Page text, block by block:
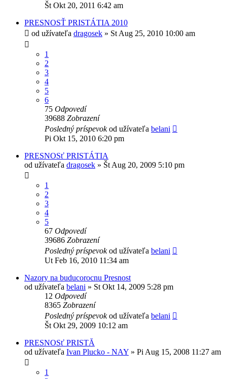
Št Okt 20, 2011 6:42 am
PRESNOSŤ PRISTÁTIA 2010
od užívateľa dragosek » St Aug 25, 2010 10:00 am
1
2
3
4
5
6
75 Odpovedí
39688 Zobrazení
Posledný príspevokod užívateľa belani
Pi Okt 15, 2010 6:20 pm
PRESNOSť PRISTÁTIA
od užívateľa dragosek » Št Aug 20, 2009 5:10 pm
1
2
3
4
5
67 Odpovedí
39686 Zobrazení
Posledný príspevokod užívateľa belani
Ut Feb 16, 2010 11:34 am
Nazory na buducorocnu Presnost
od užívateľa belani » St Okt 14, 2009 5:28 pm
12 Odpovedí
8365 Zobrazení
Posledný príspevokod užívateľa belani
Št Okt 29, 2009 10:12 am
PRESNOSť PRISTĂ
od užívateľa Ivan Plucko - NAY » Pi Aug 15, 2008 11:27 am
1